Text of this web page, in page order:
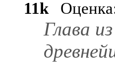
11k
Глава